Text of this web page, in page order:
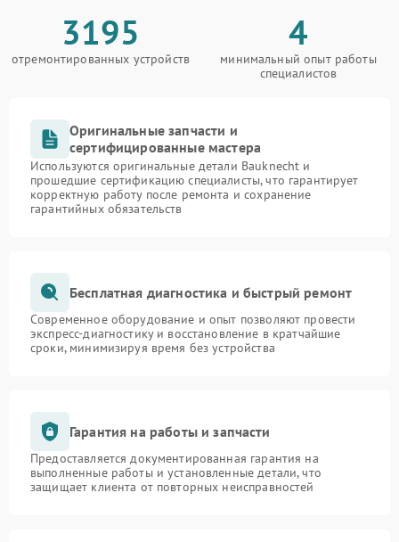
3195
отремонтированных устройств
4
минимальный опыт работы
специалистов
Оригинальные запчасти и
сертифицированные мастера
Используются оригинальные детали Bauknecht и
прошедшие сертификацию специалисты, что гарантирует
корректную работу после ремонта и сохранение
гарантийных обязательств
Бесплатная диагностика и быстрый ремонт
Современное оборудование и опыт позволяют провести
экспресс-диагностику и восстановление в кратчайшие
сроки, минимизируя время без устройства
Гарантия на работы и запчасти
Предоставляется документированная гарантия на
выполненные работы и установленные детали, что
защищает клиента от повторных неисправностей